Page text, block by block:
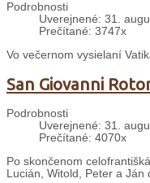
Podrobnosti
Uverejnené: 31.
Prečítané: 3747x
Vo večernom vysielaní
San Giovanni
Podrobnosti
Uverejnené: 31.
Prečítané: 4070x
Po skončenom
Lucián, Witold, Peter a